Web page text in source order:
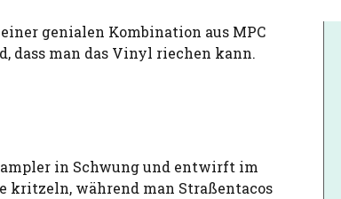
genialen Kombination aus MPC
dass man das Vinyl riechen kann.
in Schwung und entwirft im
kritzeln, während man Straßentacos